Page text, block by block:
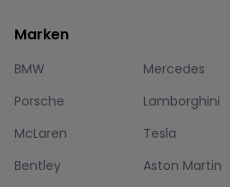
Marken
BMW Mercedes
Porsche
Lamborghini
McLaren
Tesla
Bentley
Aston Martin